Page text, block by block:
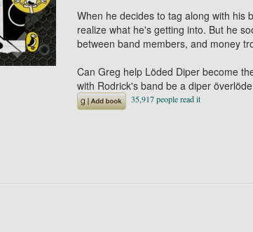
When he decides to tag along with his
realize what he's getting into. But he
between band members, and money
Can Greg help Löded Diper become
with Rodrick's band be a diper